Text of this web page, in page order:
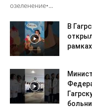
озеленение•...
В